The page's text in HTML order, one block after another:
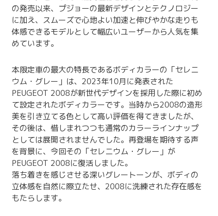
の発売以来、プジョーの最新デザインとテクノロジー
に加え、スムーズで心地よい加速と伸びやかな走りも
体感できるモデルとして幅広いユーザーから人気を集
めています。
本限定車の最大の特長であるボディカラーの「セレニ
ウム・グレー」は、2023年10月に発表された
PEUGEOT 2008が新世代デザインを採用した際に初め
て設定されたボディカラーです。当時から2008の造形
美を引き立てる色として高い評価を得てきましたが、
その後は、惜しまれつつも通常のカラーラインナップ
としては展開されませんでした。再登場を期待する声
を背景に、今回その「セレニウム・グレー」が
PEUGEOT 2008に復活しました。
落ち着きを感じさせる深いグレートーンが、ボディの
立体感を自然に際立たせ、2008に洗練された存在感を
もたらします。